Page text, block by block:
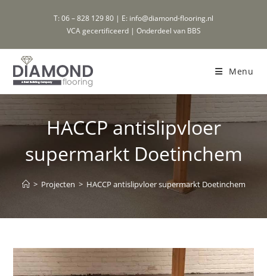
T: 06 – 828 129 80 | E: info@diamond-flooring.nl
VCA gecertificeerd | Onderdeel van BBS
Menu
HACCP antislipvloer
supermarkt Doetinchem
> Projecten > HACCP antislipvloer supermarkt Doetinchem